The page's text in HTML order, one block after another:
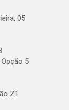
05
5
Z1